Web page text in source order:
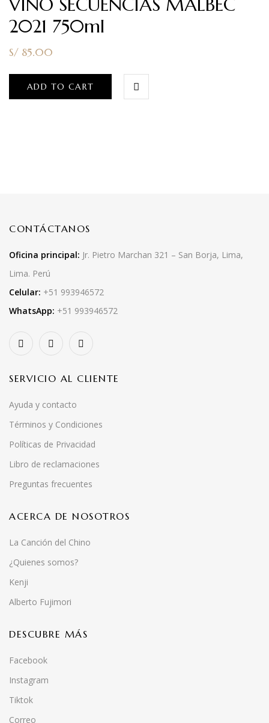
VINO SECUENCIAS MALBEC
2021 750ml
S/ 85.00
ADD TO CART
CONTÁCTANOS
Oficina principal: Jr. Pietro Marchan 321 – San Borja, Lima,
Lima. Perú
Celular: +51 993946572
WhatsApp: +51 993946572
SERVICIO AL CLIENTE
Ayuda y contacto
Términos y Condiciones
Políticas de Privacidad
Libro de reclamaciones
Preguntas frecuentes
ACERCA DE NOSOTROS
La Canción del Chino
¿Quienes somos?
Kenji
Alberto Fujimori
DESCUBRE MÁS
Facebook
Instagram
Tiktok
Correo